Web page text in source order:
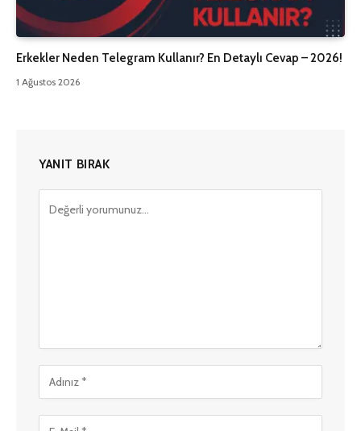
Erkekler Neden Telegram Kullanır? En Detaylı Cevap – 2026!
1 Ağustos 2026
YANIT BIRAK